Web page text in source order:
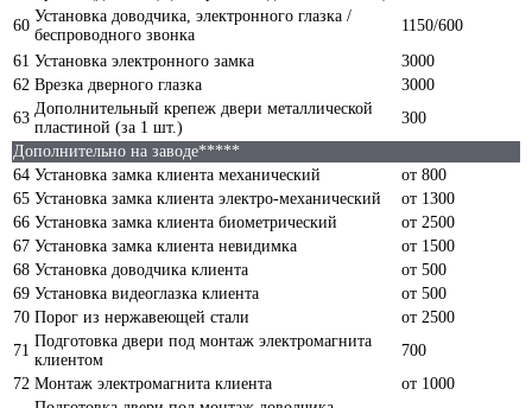
60
Установка доводчика, электронного глазка /
беспроводного звонка
1150/600
61 Установка электронного замка
3000
62 Врезка дверного глазка
3000
63
Дополнительный крепеж двери металлической
пластиной (за 1 шт.)
300
Дополнительно на заводе*****
64 Установка замка клиента механический
от 800
65 Установка замка клиента электро-механический
от 1300
66 Установка замка клиента биометрический
от 2500
67 Установка замка клиента невидимка
от 1500
68 Установка доводчика клиента
от 500
69 Установка видеоглазка клиента
от 500
70 Порог из нержавеющей стали
от 2500
71
Подготовка двери под монтаж электромагнита
клиентом
700
72 Монтаж электромагнита клиента
от 1000